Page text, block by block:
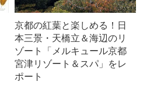
京都の紅葉と楽しめる！日
本三景・天橋立＆海辺のリ
ゾート「メルキュール京都
宮津リゾート＆スパ」をレ
ポート